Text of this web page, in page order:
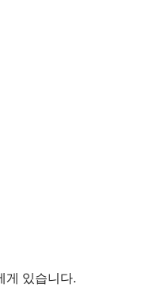
게 있습니다.